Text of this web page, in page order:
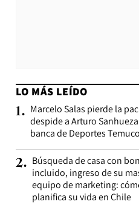
LO MÁS LEÍDO
1. Marcelo Salas pierde la
despide a Arturo
banca de Deportes Temuco
2. Búsqueda de casa con
incluido, ingreso de su
equipo de marketing:
planifica su vida en Chile